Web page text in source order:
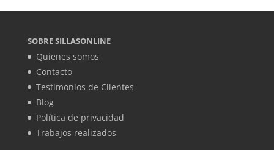
SOBRE SILLASONLINE
Quienes somos
Contacto
Testimonios de Clientes
Blog
Política de privacidad
Trabajos realizados